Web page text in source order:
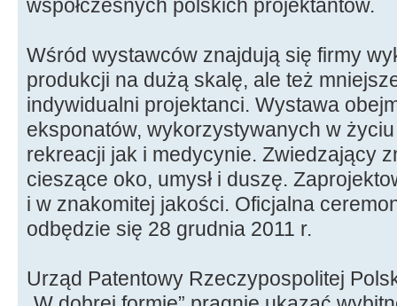
współczesnych polskich projektantów.
Wśród wystawców znajdują się firmy
produkcji na dużą skalę, ale też
indywidualni projektanci. Wystawa
eksponatów, wykorzystywanych w
rekreacji jak i medycynie. Zwiedzający
cieszące oko, umysł i duszę.
i w znakomitej jakości. Oficjalna
odbędzie się 28 grudnia 2011 r.
Urząd Patentowy Rzeczypospolitej